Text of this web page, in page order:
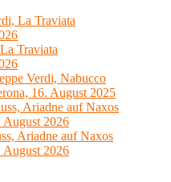
La Traviata
Traviata
Verdi, Nabucco
16. August 2025
Ariadne auf Naxos
August 2026
Ariadne auf Naxos
August 2026